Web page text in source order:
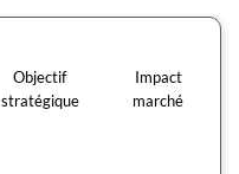
Objectif
stratégique
Impact
marché